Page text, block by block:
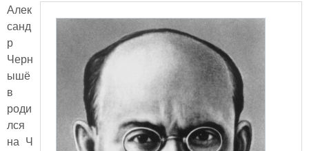
Алек
санд
р
Черн
ышё
в
роди
лся
на Ч